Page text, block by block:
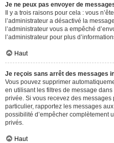
Je ne peux pas envoyer de
Il y a trois raisons pour cela : vous
l’administrateur a désactivé la
l’administrateur vous a empêché
l’administrateur pour plus
Haut
Je reçois sans arrêt des messages
Vous pouvez supprimer
en utilisant les filtres de message
privée. Si vous recevez des messages
particulier, rapportez les messages
possibilité d’empêcher complètement
privés.
Haut